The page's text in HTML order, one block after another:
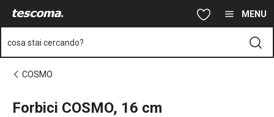
Vai al contenuto principale MENU
cosa stai cercando?
COSMO
Forbici COSMO, 16 cm